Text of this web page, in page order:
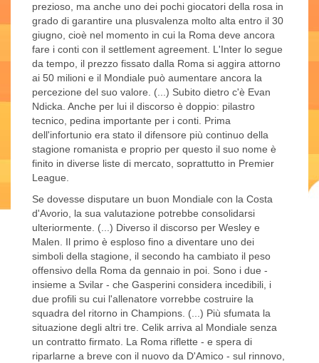
prezioso, ma anche uno dei pochi giocatori della rosa in
grado di garantire una plusvalenza molto alta entro il 30
giugno, cioè nel momento in cui la Roma deve ancora
fare i conti con il settlement agreement. L'Inter lo segue
da tempo, il prezzo fissato dalla Roma si aggira attorno
ai 50 milioni e il Mondiale può aumentare ancora la
percezione del suo valore. (...) Subito dietro c'è Evan
Ndicka. Anche per lui il discorso è doppio: pilastro
tecnico, pedina importante per i conti. Prima
dell'infortunio era stato il difensore più continuo della
stagione romanista e proprio per questo il suo nome è
finito in diverse liste di mercato, soprattutto in Premier
League.
Se dovesse disputare un buon Mondiale con la Costa
d'Avorio, la sua valutazione potrebbe consolidarsi
ulteriormente. (...) Diverso il discorso per Wesley e
Malen. Il primo è esploso fino a diventare uno dei
simboli della stagione, il secondo ha cambiato il peso
offensivo della Roma da gennaio in poi. Sono i due -
insieme a Svilar - che Gasperini considera incedibili, i
due profili su cui l'allenatore vorrebbe costruire la
squadra del ritorno in Champions. (...) Più sfumata la
situazione degli altri tre. Celik arriva al Mondiale senza
un contratto firmato. La Roma riflette - e spera di
riparlarne a breve con il nuovo da D'Amico - sul rinnovo,